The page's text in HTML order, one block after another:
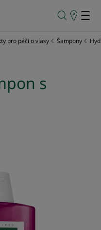
Prodejní
pro péči o vlasy Šampony
s